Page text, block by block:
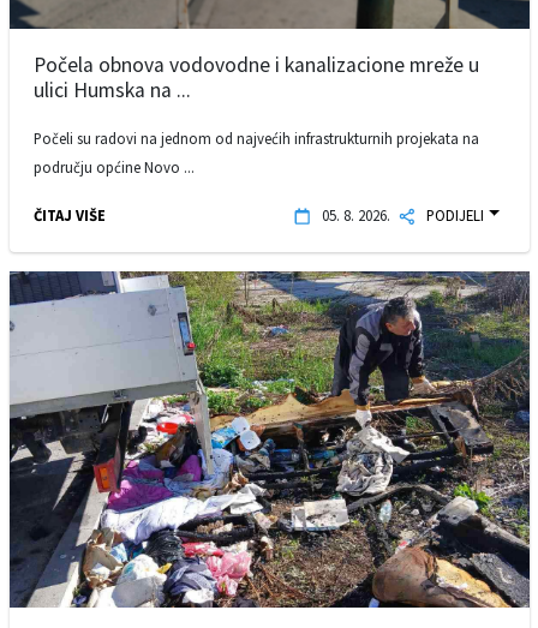
Počela obnova vodovodne i kanalizacione mreže u
ulici Humska na ...
Počeli su radovi na jednom od najvećih infrastrukturnih projekata na
području općine Novo ...
ČITAJ VIŠE 05. 8. 2026. PODIJELI